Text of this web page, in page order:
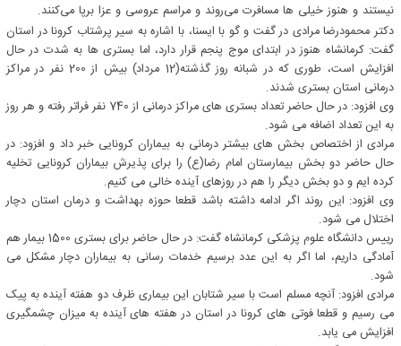
نیستند و هنوز خیلی ها مسافرت می‌روند و مراسم عروسی و عزا برپا می‌کنند.
دکتر محمودرضا مرادی در گفت و گو با ایسنا، با اشاره به سیر پرشتاب کرونا در استان
گفت: کرمانشاه هنوز در ابتدای موج پنجم قرار دارد، اما بستری ها به شدت در حال
افزایش است، طوری که در شبانه روز گذشته(12 مرداد) بیش از 200 نفر در مراکز
درمانی استان بستری شدند.
وی افزود: در حال حاضر تعداد بستری های مراکز درمانی از 740 نفر فراتر رفته و هر روز
به این تعداد اضافه می شود.
مرادی از اختصاص بخش های بیشتر درمانی به بیماران کرونایی خبر داد و افزود: در
حال حاضر دو بخش بیمارستان امام رضا(ع) را برای پذیرش بیماران کرونایی تخلیه
کرده ایم و دو بخش دیگر را هم در روزهای آینده خالی می کنیم.
وی افزود: این روند اگر ادامه داشته باشد قطعا حوزه بهداشت و درمان استان دچار
اختلال می شود.
رییس دانشگاه علوم پزشکی کرمانشاه گفت: در حال حاضر برای بستری 1500 بیمار هم
آمادگی داریم، اما اگر به این عدد برسیم خدمات رسانی به بیماران دچار مشکل می
شود.
مرادی افزود: آنچه مسلم است با سیر شتابان این بیماری ظرف دو هفته آینده به پیک
می رسیم و قطعا فوتی های کرونا در استان در هفته های آینده به میزان چشمگیری
افزایش می یابد.